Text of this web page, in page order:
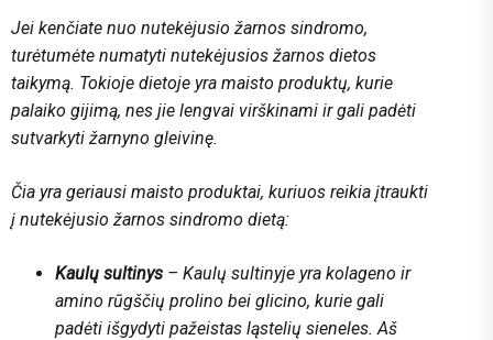
Jei kenčiate nuo nutekėjusio žarnos sindromo,
turėtumėte numatyti nutekėjusios žarnos dietos
taikymą. Tokioje dietoje yra maisto produktų, kurie
palaiko gijimą, nes jie lengvai virškinami ir gali padėti
sutvarkyti žarnyno gleivinę.
Čia yra geriausi maisto produktai, kuriuos reikia įtraukti
į nutekėjusio žarnos sindromo dietą:
Kaulų sultinys – Kaulų sultinyje yra kolageno ir
amino rūgščių prolino bei glicino, kurie gali
padėti išgydyti pažeistas ląstelių sieneles. Aš